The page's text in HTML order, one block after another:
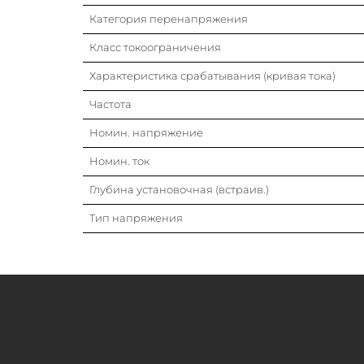
Категория перенапряжения
Класс токоограничения
Характеристика срабатывания (кривая тока)
Частота
Номин. напряжение
Номин. ток
Глубина установочная (встраив.)
Тип напряжения